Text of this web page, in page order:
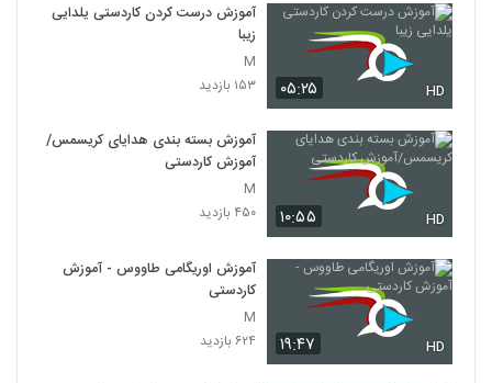
۰۵:۲۵ HD
آموزش درست کردن کاردستی یلدایی
زیبا
M
۱۵۳ بازدید
۱۰:۵۵ HD
آموزش بسته بندی هدایای کریسمس/
آموزش کاردستی
M
۴۵۰ بازدید
۱۹:۴۷ HD
آموزش اوریگامی طاووس - آموزش
کاردستی
M
۶۲۴ بازدید